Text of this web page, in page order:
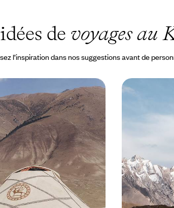
de voyages au
l’inspiration dans nos suggestions avant de
en famille -
yourtes et chasse à
vacances : filer en tribu
des lacs aux gorges, les
de fond
5200 €
De Bichkek
ouzbèkes
Explorer deux
d’Ouzbékistan
13 jours, de 3900